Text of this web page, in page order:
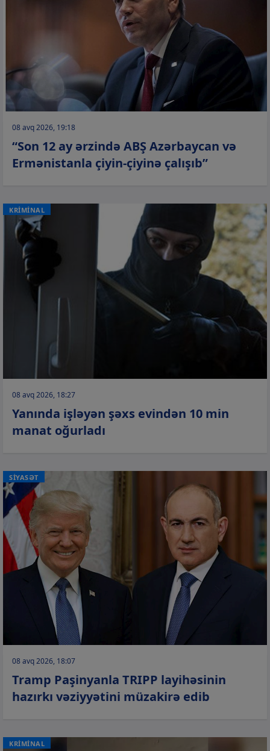
08 avq 2026, 19:18
“Son 12 ay ərzində ABŞ Azərbaycan və
Ermənistanla çiyin-çiyinə çalışıb”
KRİMİNAL
08 avq 2026, 18:27
Yanında işləyən şəxs evindən 10 min
manat oğurladı
SİYASƏT
08 avq 2026, 18:07
Tramp Paşinyanla TRIPP layihəsinin
hazırkı vəziyyətini müzakirə edib
KRİMİNAL